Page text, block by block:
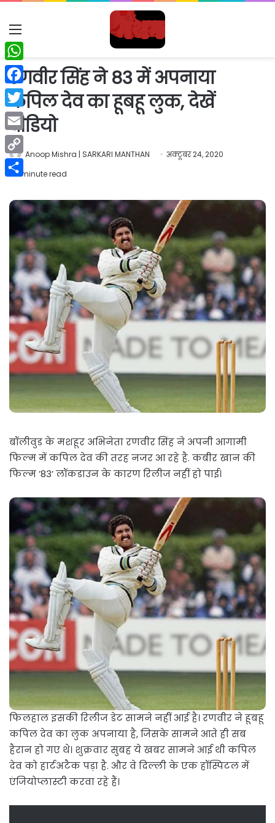
Menu
रणवीर सिंह ने 83 में अपनाया
कपिल देव का हूबहू लुक, देखें
वीडियो
Anoop Mishra | SARKARI MANTHAN
अक्टूबर 24, 2020
1 minute read
बॉलीवुड के मशहूर अभिनेता रणवीर सिंह ने अपनी आगामी
फिल्म में कपिल देव की तरह नजर आ रहे है. कबीर खान की
फिल्म ’83’ लॉकडाउन के कारण रिलीज नहीं हो पाई।
फिलहाल इसकी रिलीज डेट सामने नहीं आई है। रणवीर ने हूबहू
कपिल देव का लुक अपनाया है, जिसके सामने आते ही सब
हैरान हो गए थे। शुक्रवार सुबह ये खबर सामने आई थी कपिल
देव को हार्टअटैक पड़ा है. और वे दिल्ली के एक हॉस्पिटल में
एंजियोप्लास्टी करवा रहे हैं।
WhatsApp
Facebook
Twitter
Email
Copy
Link